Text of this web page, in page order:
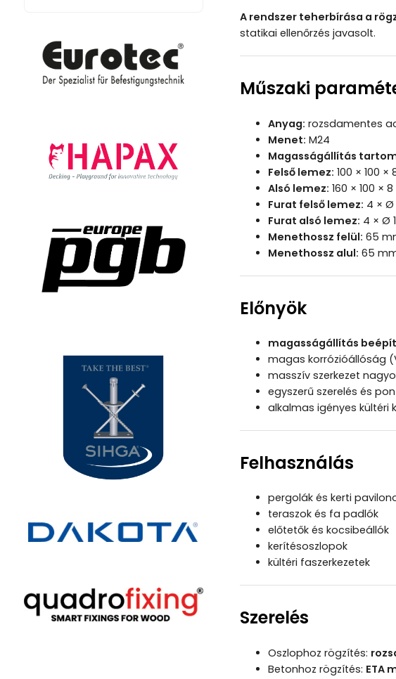
A rendszer teherbírása a
statikai ellenőrzés javasolt.
Műszaki
Anyag: rozsdamentes
Menet: M24
Magasságállítás
Felső lemez: 100 × 100 ×
Alsó lemez: 160 × 100 ×
Furat felső lemez: 4 × Ø
Furat alsó lemez: 4 × Ø
Menethossz felül: 65
Menethossz alul: 65
Előnyök
magasságállítás
magas korrózióállóság
masszív szerkezet
egyszerű szerelés és
alkalmas igényes kültéri
Felhasználás
pergolák és kerti
teraszok és fa padlók
előtetők és kocsibeállók
kerítésoszlopok
kültéri faszerkezetek
Szerelés
Oszlophoz rögzítés:
Betonhoz rögzítés: ETA